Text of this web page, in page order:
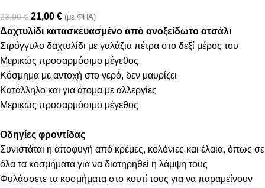
23,00€ 21,00 € (με ΦΠΑ)
Δαχτυλίδι κατασκευασμένο από ανοξείδωτο ατσάλι
Στρόγγυλο δαχτυλίδι με γαλάζια πέτρα στο δεξί μέρος του
Μερικώς προσαρμόσιμο μέγεθος
Κόσμημα με αντοχή στο νερό, δεν μαυρίζει
Κατάλληλο και για άτομα με αλλεργίες
Μερικώς προσαρμόσιμο μέγεθος
Οδηγίες φροντίδας
Συνιστάται η αποφυγή από κρέμες, κολόνιες και έλαια, όπως σε
όλα τα κοσμήματα για να διατηρηθεί η λάμψη τους
Φυλάσσετε τα κοσμήματα στο κουτί τους για να παραμείνουν